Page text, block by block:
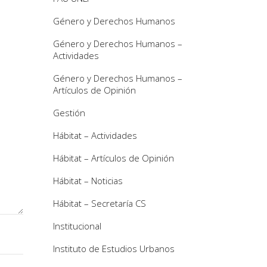
Género y Derechos Humanos
Género y Derechos Humanos –
Actividades
Género y Derechos Humanos –
Artículos de Opinión
Gestión
Hábitat – Actividades
Hábitat – Artículos de Opinión
Hábitat – Noticias
Hábitat – Secretaría CS
Institucional
Instituto de Estudios Urbanos